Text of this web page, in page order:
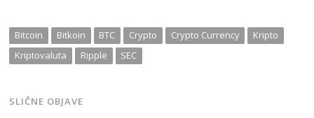
Bitcoin Bitkoin BTC Crypto Crypto Currency
Kripto
Kriptovaluta
Ripple SEC
SLIČNE OBJAVE